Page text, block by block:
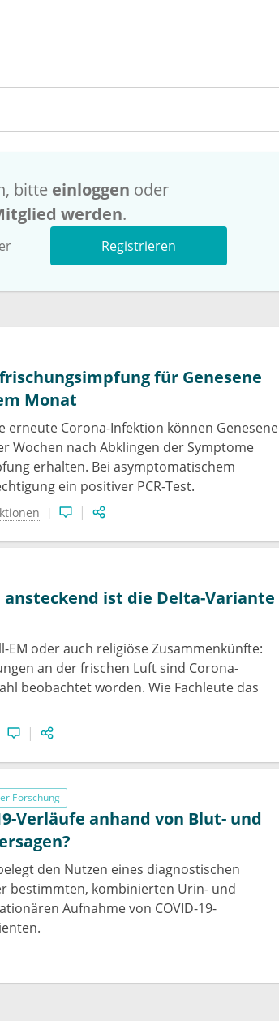
bitte einloggen oder
werden.
Registrieren
für Genesene
Monat
erneute Corona-Infektion können Genesene
Wochen nach Abklingen der Symptome
erhalten. Bei asymptomatischem
ein positiver PCR-Test.
ansteckend ist die Delta-Variante
EM oder auch religiöse Zusammenkünfte:
an der frischen Luft sind Corona-
beobachtet worden. Wie Fachleute das
Forschung
Verläufe anhand von Blut- und
den Nutzen eines diagnostischen
bestimmten, kombinierten Urin- und
Aufnahme von COVID-19-